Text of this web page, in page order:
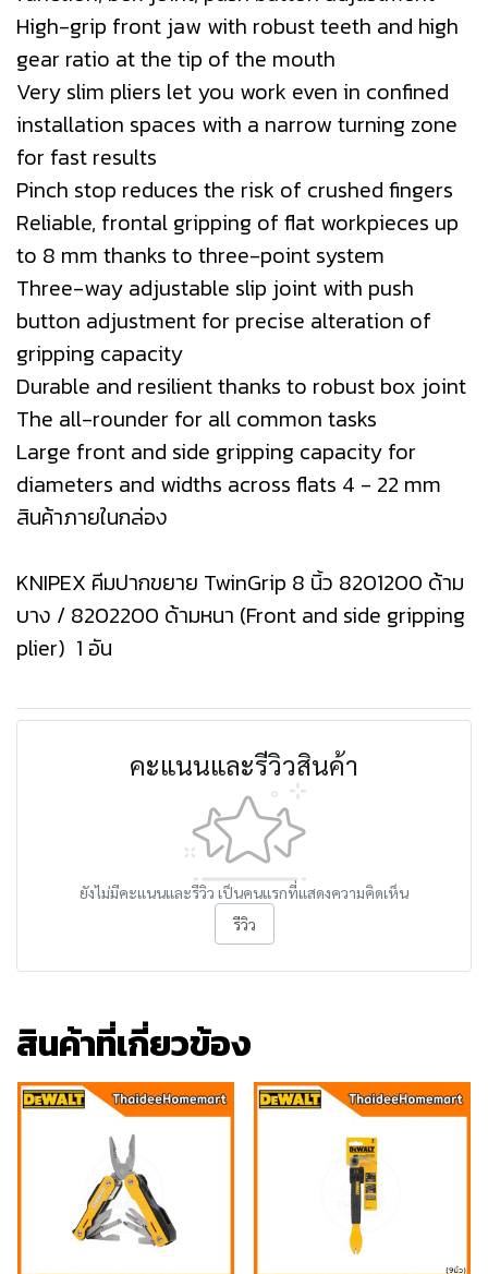
High-grip front jaw with robust teeth and high
gear ratio at the tip of the mouth
Very slim pliers let you work even in confined
installation spaces with a narrow turning zone
for fast results
Pinch stop reduces the risk of crushed fingers
Reliable, frontal gripping of flat workpieces up
to 8 mm thanks to three-point system
Three-way adjustable slip joint with push
button adjustment for precise alteration of
gripping capacity
Durable and resilient thanks to robust box joint
The all-rounder for all common tasks
Large front and side gripping capacity for
diameters and widths across flats 4 - 22 mm
สินค้าภายในกล่อง
KNIPEX คีมปากขยาย TwinGrip 8 นิ้ว 8201200 ด้าม
บาง / 8202200 ด้ามหนา (Front and side gripping
plier) 1 อัน
คะแนนและรีวิวสินค้า
ยังไม่มีคะแนนและรีวิว เป็นคนแรกที่แสดงความคิดเห็น
รีวิว
สินค้าที่เกี่ยวข้อง